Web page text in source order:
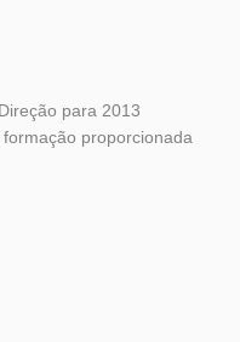
para 2013
proporcionada